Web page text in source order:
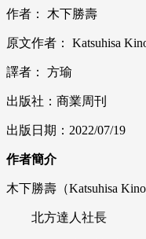
作者： 木下勝壽
原文作者： Katsuhisa
譯者： 方瑜
出版社：商業周刊
出版日期：2022/07/19
作者簡介
木下勝壽（Katsuhisa
北方達人社長